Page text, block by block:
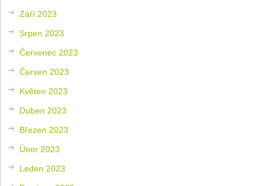
Září 2023
Srpen 2023
Červenec 2023
Červen 2023
Květen 2023
Duben 2023
Březen 2023
Únor 2023
Leden 2023